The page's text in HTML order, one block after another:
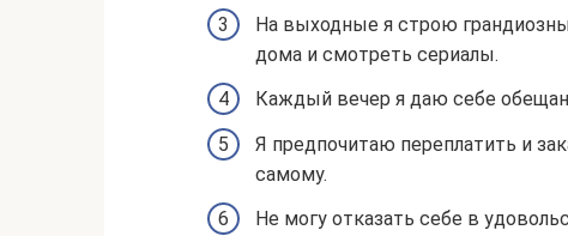
На выходные я строю
дома и смотреть сериалы.
Каждый вечер я даю себе
Я предпочитаю переплатить и
самому.
Не могу отказать себе в